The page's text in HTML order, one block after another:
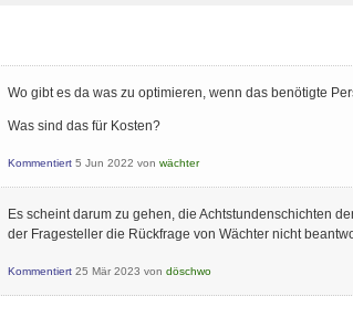
Wo gibt es da was zu optimieren, wenn das benötigte
Was sind das für Kosten?
Kommentiert 5 Jun 2022 von wächter
Es scheint darum zu gehen, die Achtstundenschichten
der Fragesteller die Rückfrage von Wächter nicht
Kommentiert 25 Mär 2023 von döschwo